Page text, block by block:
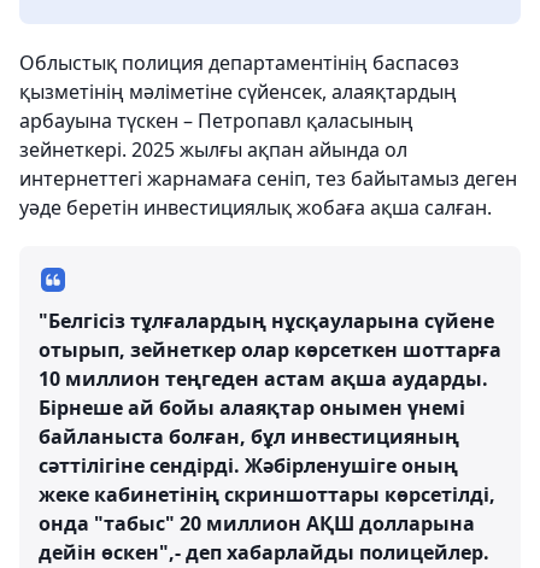
Облыстық полиция департаментінің баспасөз
қызметінің мәліметіне сүйенсек, алаяқтардың
арбауына түскен – Петропавл қаласының
зейнеткері. 2025 жылғы ақпан айында ол
интернеттегі жарнамаға сеніп, тез байытамыз деген
уәде беретін инвестициялық жобаға ақша салған.
"Белгісіз тұлғалардың нұсқауларына сүйене
отырып, зейнеткер олар көрсеткен шоттарға
10 миллион теңгеден астам ақша аударды.
Бірнеше ай бойы алаяқтар онымен үнемі
байланыста болған, бұл инвестицияның
сәттілігіне сендірді. Жәбірленушіге оның
жеке кабинетінің скриншоттары көрсетілді,
онда "табыс" 20 миллион АҚШ долларына
дейін өскен",- деп хабарлайды полицейлер.